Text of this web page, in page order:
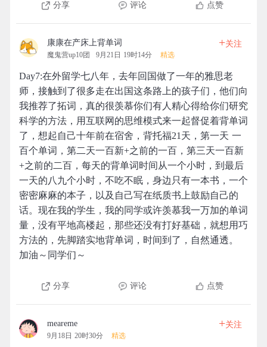
分享 评论 点赞
康康在产床上背单词
魔鬼营up10团 9月21日 19时14分 精选
+关注
Day7:在外留学七八年，去年回国做了一年的雅思老
师，接触到了很多走在出国这条路上的孩子们，他们向
我推荐了拓词，真的很羡慕你们有人精心得给你们研究
科学的方法，用互联网的思维模式来一起督促着背单词
了，想起自己十年前在宿舍，背托福21天，第一天 一
百个单词，第二天一百新+之前的一百，第三天一百新
+之前的二百，每天的背单词时间从一个小时，到最后
一天的八九个小时，不吃不眠，身边只有一本书，一个
密密麻麻的本子，以及自己写在纸质书上鼓励自己的
话。现在我的学生，我的同学或许羡慕我一万加的单词
量，没有平地高楼起，那些还没有打好基础，就想用巧
方法的，先脚踏实地背单词，时间到了，自然通透。
加油～同学们～
分享 评论 点赞
meareme
9月18日 20时30分 精选
+关注